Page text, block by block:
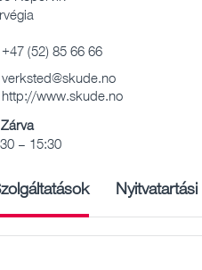
+47 (52) 85 66 66
verksted@skude.no
http://www.skude.no
Zárva
– 15:30